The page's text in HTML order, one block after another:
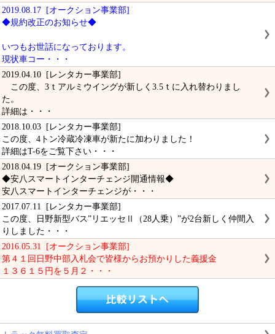
2019.08.17 [オークション事業部]
◆規約改正のお知らせ◆
いつもお世話になっております。
現状車コー・・・
2019.04.10 [レンタカー事業部]
この度、3ｔアルミウイングが新しく3.5ｔに入れ替わりまし
た。
詳細は・・・
2018.10.03 [レンタカー事業部]
この度、4トン冷蔵冷凍車が新たに加わりました！
詳細はT-6をご覧下さい・・・
2018.04.19 [オークション事業部]
◆安八スマートインターチェンジ開通情報◆
安八スマートインターチェンジが・・・
2017.07.11 [レンタカー事業部]
この度、日野新型バス”リエッセⅡ（28人乗）”が2台新しく仲間入
りしました・・・
2016.05.31 [オークション事業部]
第４１回日野中部入札会で皆様からお預かりした義援金
１３６１５円を５月２・・・